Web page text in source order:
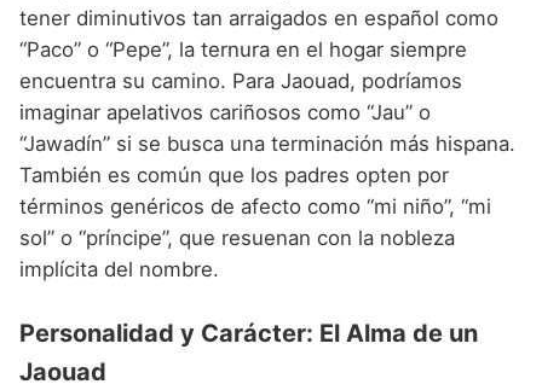
tener diminutivos tan arraigados en español como
“Paco” o “Pepe”, la ternura en el hogar siempre
encuentra su camino. Para Jaouad, podríamos
imaginar apelativos cariñosos como “Jau” o
“Jawadín” si se busca una terminación más hispana.
También es común que los padres opten por
términos genéricos de afecto como “mi niño”, “mi
sol” o “príncipe”, que resuenan con la nobleza
implícita del nombre.
Personalidad y Carácter: El Alma de un
Jaouad